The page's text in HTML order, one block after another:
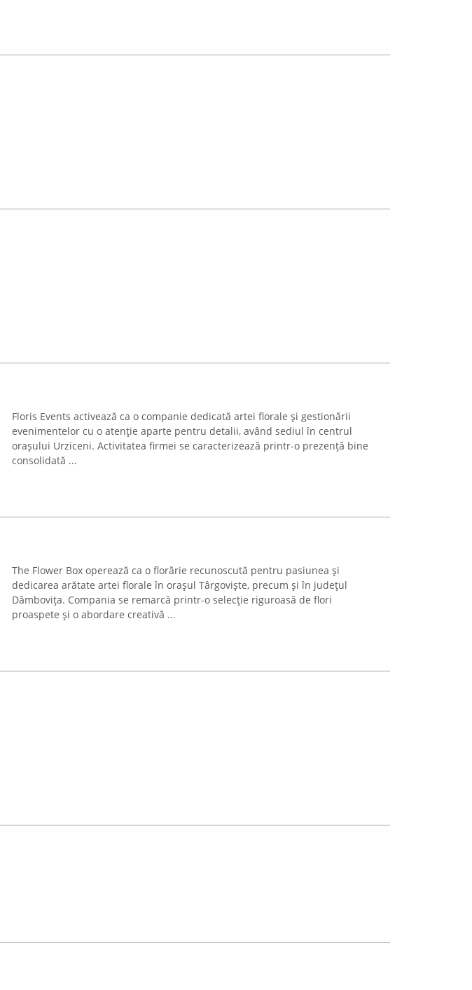
Floris Events activează ca o companie dedicată artei florale și gestionării
evenimentelor cu o atenție aparte pentru detalii, având sediul în centrul
orașului Urziceni. Activitatea firmei se caracterizează printr-o prezență bine
consolidată ...
The Flower Box operează ca o florărie recunoscută pentru pasiunea și
dedicarea arătate artei florale în orașul Târgoviște, precum și în județul
Dâmbovița. Compania se remarcă printr-o selecție riguroasă de flori
proaspete și o abordare creativă ...